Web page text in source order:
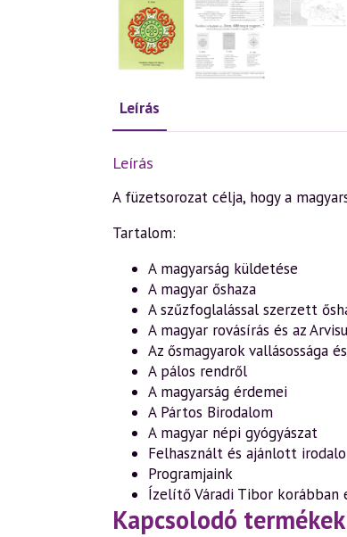
Leírás
Leírás
A füzetsorozat célja, hogy a
Tartalom:
A magyarság küldetése
A magyar őshaza
A szűzfoglalással szerzett
A magyar rovásírás és az
Az ősmagyarok vallásossága
A pálos rendről
A magyarság érdemei
A Pártos Birodalom
A magyar népi gyógyászat
Felhasznált és ajánlott
Programjaink
Ízelítő Váradi Tibor
Kapcsolodó termékek